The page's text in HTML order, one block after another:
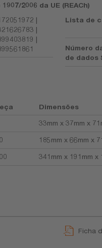
2006 da UE (REACh)
|
|
|
Lista de
Número
de dados
Dimensões
33mm x 37mm x
185mm x 66mm x
341mm x 191mm x
Ficha